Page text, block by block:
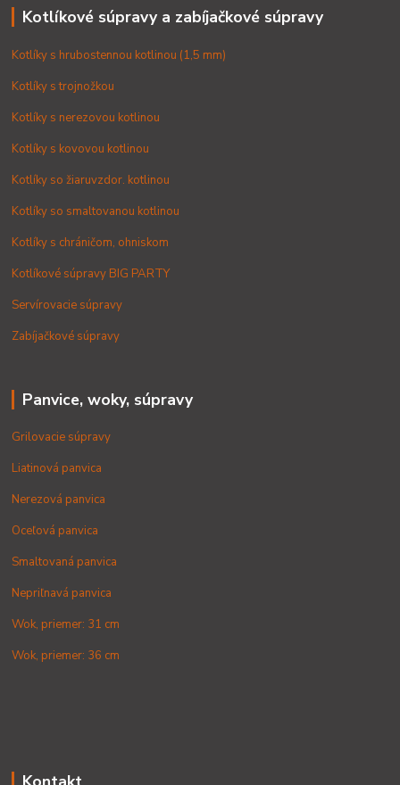
Kotlíkové súpravy a zabíjačkové súpravy
Kotlíky s hrubostennou kotlinou (1,5 mm)
Kotlíky s trojnožkou
Kotlíky s nerezovou kotlinou
Kotlíky s kovovou kotlinou
Kotlíky so žiaruvzdor. kotlinou
Kotlíky so smaltovanou kotlinou
Kotlíky s chráničom, ohniskom
Kotlíkové súpravy BIG PARTY
Servírovacie súpravy
Zabíjačkové súpravy
Panvice, woky, súpravy
Grilovacie súpravy
Liatinová panvica
Nerezová panvica
Oceľová panvica
Smaltovaná panvica
Nepriľnavá panvica
Wok, priemer: 31 cm
Wok, priemer: 36 cm